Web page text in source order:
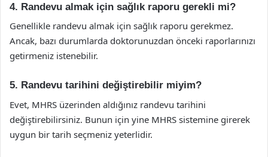
4. Randevu almak için sağlık raporu gerekli mi?
Genellikle randevu almak için sağlık raporu gerekmez.
Ancak, bazı durumlarda doktorunuzdan önceki raporlarınızı
getirmeniz istenebilir.
5. Randevu tarihini değiştirebilir miyim?
Evet, MHRS üzerinden aldığınız randevu tarihini
değiştirebilirsiniz. Bunun için yine MHRS sistemine girerek
uygun bir tarih seçmeniz yeterlidir.